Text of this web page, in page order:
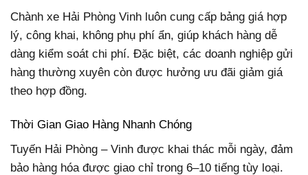
Chành xe Hải Phòng Vinh luôn cung cấp bảng giá hợp
lý, công khai, không phụ phí ẩn, giúp khách hàng dễ
dàng kiểm soát chi phí. Đặc biệt, các doanh nghiệp gửi
hàng thường xuyên còn được hưởng ưu đãi giảm giá
theo hợp đồng.
Thời Gian Giao Hàng Nhanh Chóng
Tuyến Hải Phòng – Vinh được khai thác mỗi ngày, đảm
bảo hàng hóa được giao chỉ trong 6–10 tiếng tùy loại.